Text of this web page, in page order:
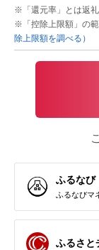
※「還元率」とは返
※「控除上限額」の
除上限額を調べる）
ふるなび
ふるなびマ
ふるさと